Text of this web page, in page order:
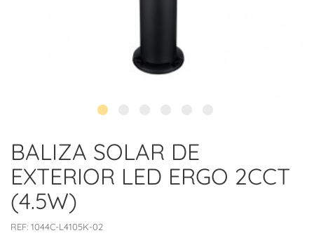
BALIZA SOLAR DE
EXTERIOR LED ERGO 2CCT
(4.5W)
REF: 1044C-L4105K-02